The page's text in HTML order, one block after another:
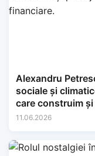
Alexandru
sociale și
care construim
financiare.
11.06.2026